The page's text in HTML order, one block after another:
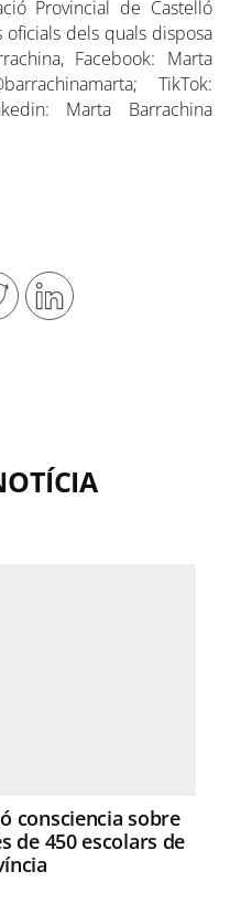
Provincial de Castelló
dels quals disposa
Facebook: Marta
TikTok:
Marta Barrachina
consciencia sobre
de 450 escolars de